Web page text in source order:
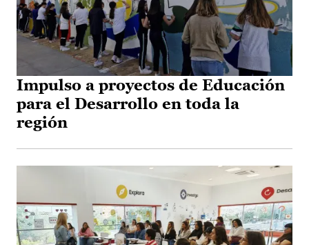
Impulso a proyectos de Educación
para el Desarrollo en toda la
región